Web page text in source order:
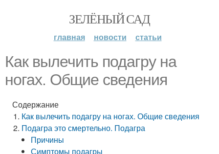
ЗЕЛЁНЫЙ САД
главная новости статьи
Как вылечить подагру на
ногах. Общие сведения
Содержание
Как вылечить подагру на ногах. Общие сведения
Подагра это смертельно. Подагра
Причины
Симптомы подагры